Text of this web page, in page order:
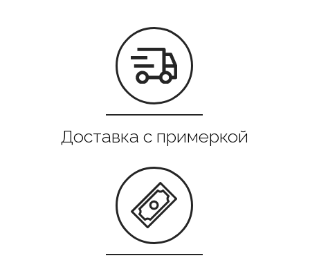
Все в наличии